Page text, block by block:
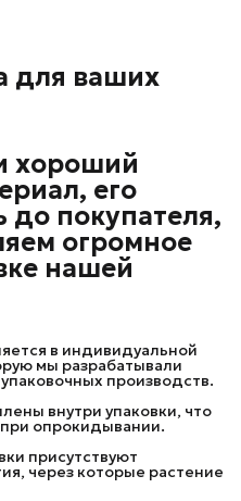
для ваших
хороший
его
до покупателя,
огромное
нашей
в индивидуальной
мы разрабатывали
производств.
внутри упаковки, что
опрокидывании.
присутствуют
через которые растение